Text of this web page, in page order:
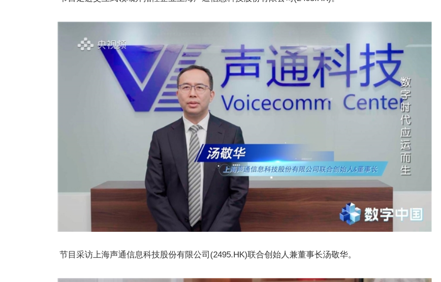
节目采访上海声通信息科技股份有限公司(2495.HK)联合创始人兼董事长汤敬华。